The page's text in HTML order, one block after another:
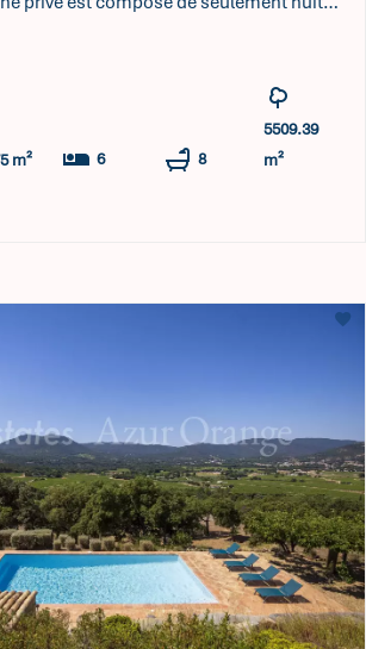
une colline arborée, pensée pour ne faire qu'un avec ...
m² 6 8
5509.39
m²